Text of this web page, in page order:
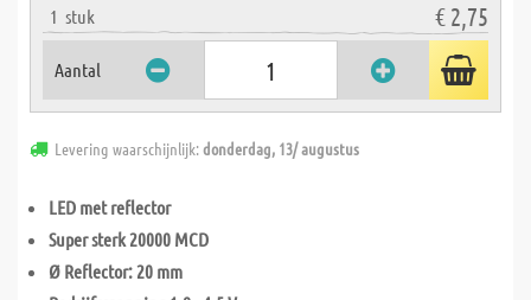
1 stuk € 2,75
Aantal
Levering waarschijnlijk:donderdag, 13/ augustus
LED met reflector
Super sterk 20000 MCD
Ø Reflector: 20 mm